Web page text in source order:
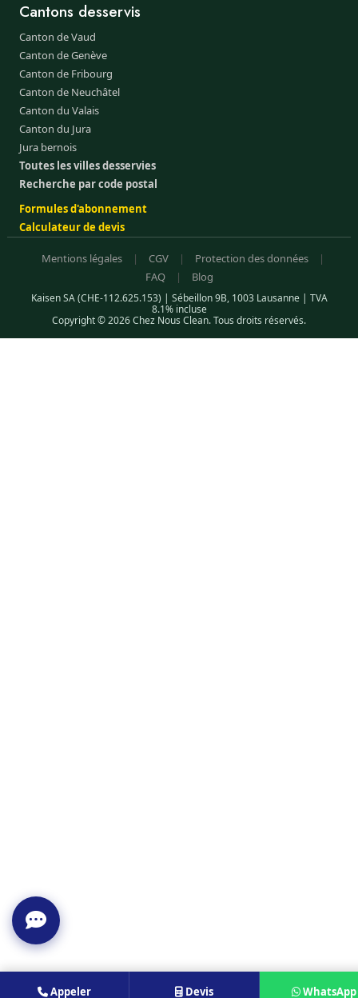
Cantons desservis
Canton de Vaud
Canton de Genève
Canton de Fribourg
Canton de Neuchâtel
Canton du Valais
Canton du Jura
Jura bernois
Toutes les villes desservies
Recherche par code postal
Formules d'abonnement
Calculateur de devis
Mentions légales | CGV | Protection des données
|
FAQ
| Blog
Kaisen SA (CHE-112.625.153) | Sébeillon 9B, 1003 Lausanne | TVA
8.1% incluse
Copyright © 2026 Chez Nous Clean. Tous droits réservés.
Appeler Devis WhatsApp